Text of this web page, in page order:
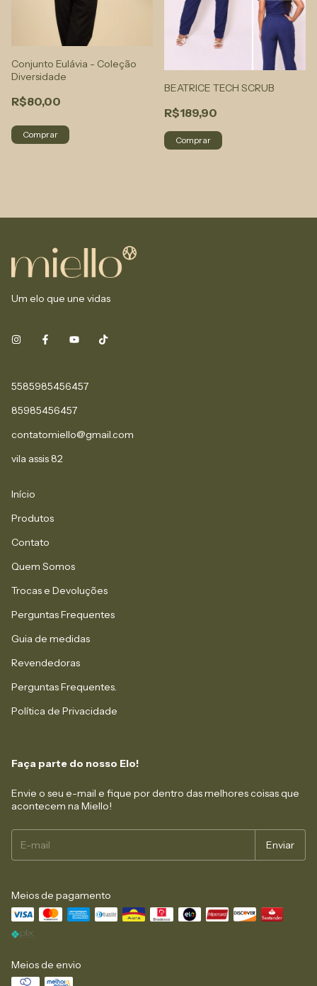
Conjunto Eulávia - Coleção
Diversidade
R$80,00
Comprar
BEATRICE TECH SCRUB
R$189,90
Comprar
Um elo que une vidas
5585985456457
85985456457
contatomiello@gmail.com
vila assis 82
Início
Produtos
Contato
Quem Somos
Trocas e Devoluções
Perguntas Frequentes
Guia de medidas
Revendedoras
Perguntas Frequentes.
Política de Privacidade
Faça parte do nosso Elo!
Envie o seu e-mail e fique por dentro das melhores coisas que
acontecem na Miello!
Meios de pagamento
Meios de envio